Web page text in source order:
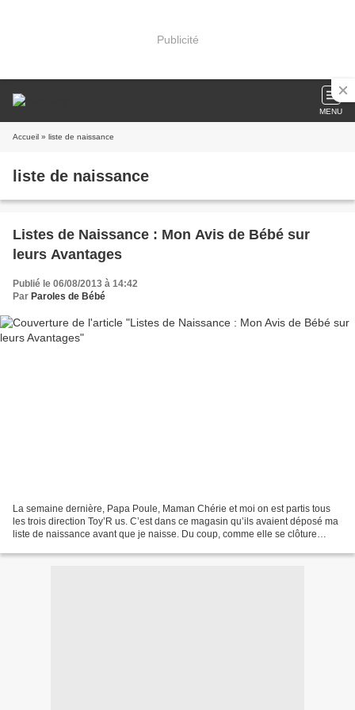
Publicité
MENU
Accueil » liste de naissance
liste de naissance
Listes de Naissance : Mon Avis de Bébé sur
leurs Avantages
Publié le 06/08/2013 à 14:42
Par Paroles de Bébé
La semaine dernière, Papa Poule, Maman Chérie et moi on est partis tous
les trois direction Toy’R us. C’est dans ce magasin qu’ils avaient déposé ma
liste de naissance avant que je naisse. Du coup, comme elle se clôture